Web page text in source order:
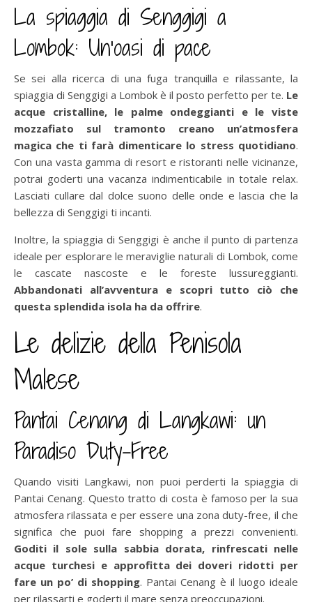
La spiaggia di Senggigi a
Lombok: Un’oasi di pace
Se sei alla ricerca di una fuga tranquilla e rilassante, la
spiaggia di Senggigi a Lombok è il posto perfetto per te. Le
acque cristalline, le palme ondeggianti e le viste
mozzafiato sul tramonto creano un’atmosfera
magica che ti farà dimenticare lo stress quotidiano.
Con una vasta gamma di resort e ristoranti nelle vicinanze,
potrai goderti una vacanza indimenticabile in totale relax.
Lasciati cullare dal dolce suono delle onde e lascia che la
bellezza di Senggigi ti incanti.
Inoltre, la spiaggia di Senggigi è anche il punto di partenza
ideale per esplorare le meraviglie naturali di Lombok, come
le cascate nascoste e le foreste lussureggianti.
Abbandonati all’avventura e scopri tutto ciò che
questa splendida isola ha da offrire.
Le delizie della Penisola
Malese
Pantai Cenang di Langkawi: un
Paradiso Duty-Free
Quando visiti Langkawi, non puoi perderti la spiaggia di
Pantai Cenang. Questo tratto di costa è famoso per la sua
atmosfera rilassata e per essere una zona duty-free, il che
significa che puoi fare shopping a prezzi convenienti.
Goditi il sole sulla sabbia dorata, rinfrescati nelle
acque turchesi e approfitta dei doveri ridotti per
fare un po’ di shopping. Pantai Cenang è il luogo ideale
per rilassarti e goderti il mare senza preoccupazioni.